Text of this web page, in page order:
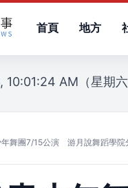
首頁 地方
AM（星期六
年舞團7/15公演 游月說舞蹈學院